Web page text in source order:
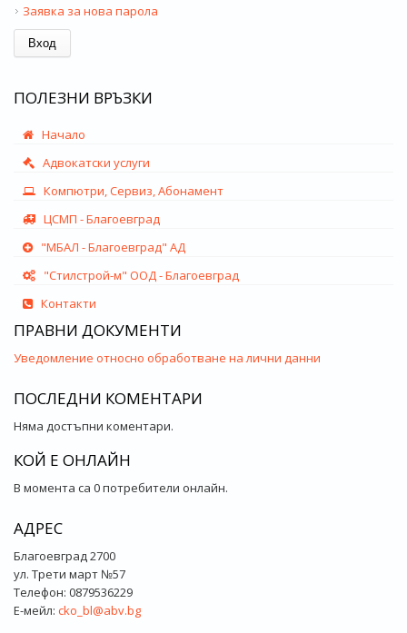
Заявка за нова парола
ПОЛЕЗНИ ВРЪЗКИ
Начало
Адвокатски услуги
Компютри, Сервиз, Абонамент
ЦСМП - Благоевград
"МБАЛ - Благоевград" АД
"Стилстрой-м" ООД - Благоевград
Контакти
ПРАВНИ ДОКУМЕНТИ
Уведомление относно обработване на лични данни
ПОСЛЕДНИ КОМЕНТАРИ
Няма достъпни коментари.
КОЙ Е ОНЛАЙН
В момента са 0 потребители онлайн.
АДРЕС
Благоевград 2700
ул. Трети март №57
Телефон: 0879536229
Е-мейл: cko_bl@abv.bg